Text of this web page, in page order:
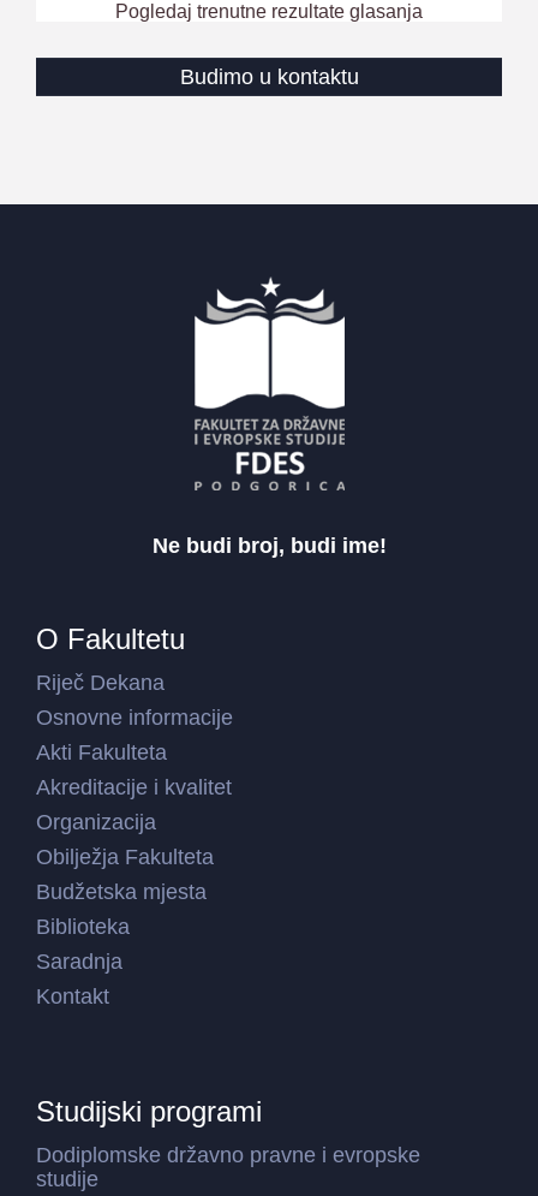
Pogledaj trenutne rezultate glasanja
Budimo u kontaktu
Ne budi broj, budi ime!
O Fakultetu
Riječ Dekana
Osnovne informacije
Akti Fakulteta
Akreditacije i kvalitet
Organizacija
Obilježja Fakulteta
Budžetska mjesta
Biblioteka
Saradnja
Kontakt
Studijski programi
Dodiplomske državno pravne i evropske
studije